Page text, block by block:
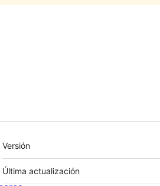
Meta
Versión
Última actualización